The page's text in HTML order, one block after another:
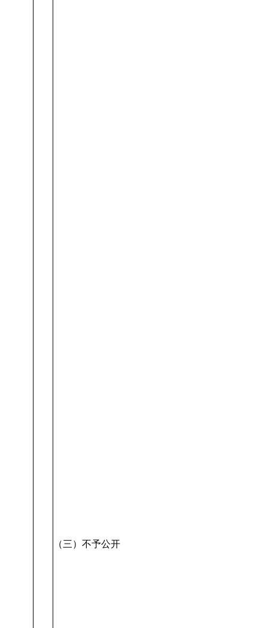
（三）不予公开